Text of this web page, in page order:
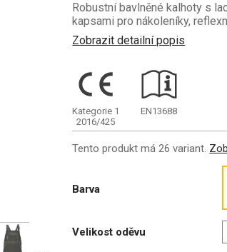
Robustní bavlněné kalhoty s
kapsami pro nákoleníky,
Zobrazit detailní popis
Kategorie 1
2016/425
EN13688
Tento produkt má 26 variant.
Barva
Velikost oděvu